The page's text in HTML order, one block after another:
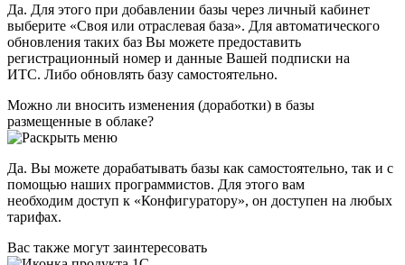
Да. Для этого при добавлении базы через личный кабинет
выберите «Своя или отраслевая база». Для автоматического
обновления таких баз Вы можете предоставить
регистрационный номер и данные Вашей подписки на
ИТС. Либо обновлять базу самостоятельно.
Можно ли вносить изменения (доработки) в базы
размещенные в облаке?
Да. Вы можете дорабатывать базы как самостоятельно, так и с
помощью наших программистов. Для этого вам
необходим доступ к «Конфигуратору», он доступен на любых
тарифах.
Вас также могут заинтересовать